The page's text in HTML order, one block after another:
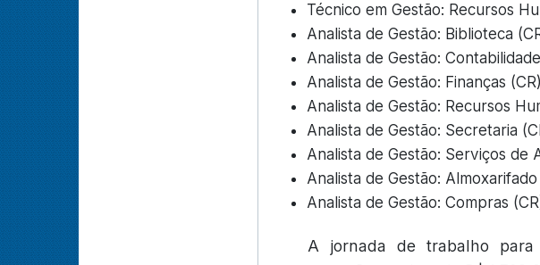
Técnico em Gestão: Recursos
Analista de Gestão: Biblioteca
Analista de Gestão:
Analista de Gestão: Finanças (CR)
Analista de Gestão: Recursos
Analista de Gestão: Secretaria
Analista de Gestão: Serviços de
Analista de Gestão: Almoxarifado
Analista de Gestão: Compras
A jornada de trabalho